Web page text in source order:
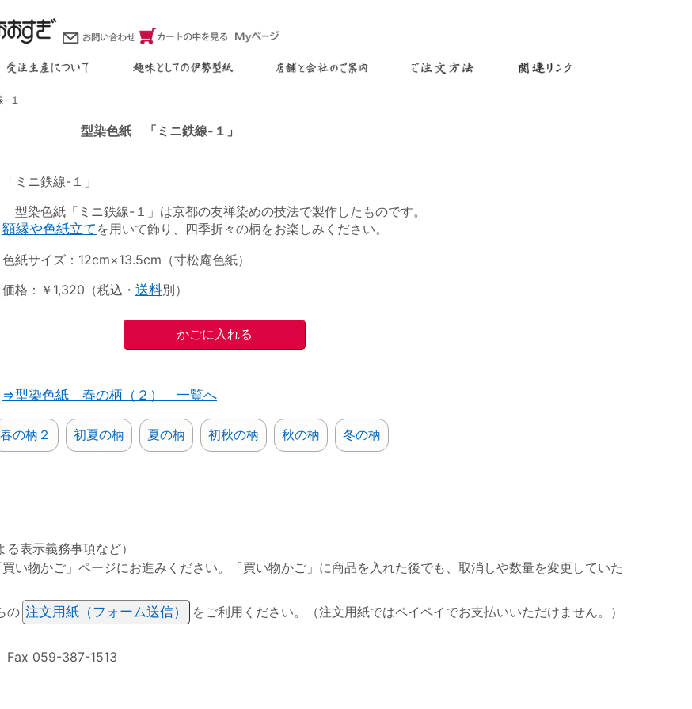
-１
型染色紙 「ミニ鉄線-１」
「ミニ鉄線-１」
型染色紙「ミニ鉄線-１」は京都の友禅染めの技法で製作したものです。
額縁や色紙立て を用いて飾り、四季折々の柄をお楽しみください。
色紙サイズ：12cm×13.5cm（寸松庵色紙）
価格：￥1,320（税込・ 送料別）
⇒型染色紙 春の柄（２） 一覧へ
春の柄２ 初夏の柄 夏の柄 初秋の柄 秋の柄 冬の柄
表示義務事項など）
い物かご」ページにお進みください。「買い物かご」に商品を入れた後でも、取消しや数量を変更していた
の 注文用紙（フォーム送信）
をご利用ください。（注文用紙ではペイペイでお支払いいただけません。）
059-387-1513